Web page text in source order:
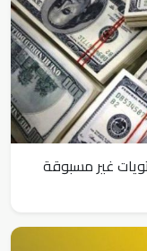
غير مسبوقة